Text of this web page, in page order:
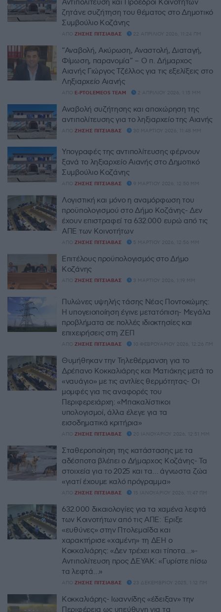
ζητάνε συζήτηση του θέματος στο Δημοτικό
Συμβούλιο Κοζάνης
ΑΠΌ ΖΉΣΗΣ ΠΙΤΣΙΆΒΑΣ 22 ΑΠΡΙΛΊΟΥ 2026, 11:24 ΠΜ
“Αναβολή, Ακύρωση, Αναστολή, Διαταγή,
Φίμωση, παρανομία” – Ο π. Δήμαρχος
Αιανής Γιώργος Τζέλλος για τις εξελίξεις στο
Ληξιαρχείο Αιανής
ΑΠΌ E-PTOLEMEOS TEAM 2 ΑΠΡΙΛΊΟΥ 2026, 1:15 ΜΜ
Αναβολή συζήτησης και αποχώρηση της
αντιπολίτευσης για το ληξιαρχείο της Αιανής
ΑΠΌ ΖΉΣΗΣ ΠΙΤΣΙΆΒΑΣ 30 ΜΑΡΤΊΟΥ 2026, 11:48 ΜΜ
Υπογραφές της αντιπολίτευσης φέρνουν
ξανά το ληξιαρχείο Αιανής στο Δημοτικό
Συμβούλιο Κοζάνης
ΑΠΌ ΖΉΣΗΣ ΠΙΤΣΙΆΒΑΣ 9 ΜΑΡΤΊΟΥ 2026, 12:50 ΜΜ
Λογιστική και μόνο η αναμόρφωση του
προϋπολογισμού στο Δήμο Κοζάνης- Δεν
έχουν επιστραφεί τα 632.000 ευρώ από τις
ΑΠΕ των Κοινοτήτων
ΑΠΌ ΖΉΣΗΣ ΠΙΤΣΙΆΒΑΣ 5 ΜΑΡΤΊΟΥ 2026, 12:56 ΜΜ
Επιτέλους προϋπολογισμός στο Δήμο
Κοζάνης
ΑΠΌ ΖΉΣΗΣ ΠΙΤΣΙΆΒΑΣ 3 ΜΑΡΤΊΟΥ 2026, 1:19 ΜΜ
Πυλώνες υψηλής τάσης Νέας Ποντοκώμης:
Η υπογειοποίηση έγινε μετατόπιση- Μεγάλα
προβλήματα σε πολλές ιδιοκτησίες και
επιχειρήσεις στη ΖΕΠ
ΑΠΌ ΖΉΣΗΣ ΠΙΤΣΙΆΒΑΣ 10 ΦΕΒΡΟΥΑΡΊΟΥ 2026, 12:26 ΠΜ
Θυμήθηκαν την Τηλεθέρμανση για το
Δρέπανο Κοκκαλιάρης και Ματιάκης μετά το
«ναυάγιο» με τις αντλίες θερμότητας- Οι
μομφές για τις αναφορές του
Περιφερειάρχη: «Μπακαλίστικοι
υπολογισμοί, άλλα έλεγε για τα
εισοδηματικά κριτήρια»
ΑΠΌ ΖΉΣΗΣ ΠΙΤΣΙΆΒΑΣ 20 ΙΑΝΟΥΑΡΊΟΥ 2026, 12:51 ΜΜ
Σταθεροποίηση της κατάστασης με τα
αδέσποτα βλέπει ο Δήμαρχος Κοζάνης- Τα
στοιχεία για το 2025 και τα… άγνωστα ζώα
«γιατί έχουμε καλό πρόγραμμα»
ΑΠΌ ΖΉΣΗΣ ΠΙΤΣΙΆΒΑΣ 15 ΙΑΝΟΥΑΡΊΟΥ 2026, 11:47 ΠΜ
632.000 δικαιολογίες για τα χαμένα λεφτά
των Κοινοτήτων από τις ΑΠΕ: Έριξε
«ευθύνες» στην Πτολεμαΐδα και
χαρακτήρισε «χαμένη» τη ΔΕΗ ο
Κοκκαλιάρης: «Δεν τρέχει και τίποτα…»-
Αντιπολίτευση προς ΔΕΥΑΚ: «Γυρίστε πίσω
τα λεφτά…»
ΑΠΌ ΖΉΣΗΣ ΠΙΤΣΙΆΒΑΣ 23 ΔΕΚΕΜΒΡΊΟΥ 2025, 1:12 ΠΜ
Κοκκαλιάρης- Ιωαννίδης «έδειξαν» την
Περιφέρεια ως υπεύθυνη για τα